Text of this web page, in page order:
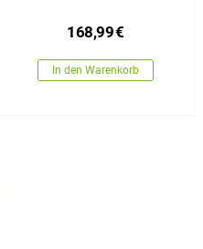
168,99€
In den Warenkorb